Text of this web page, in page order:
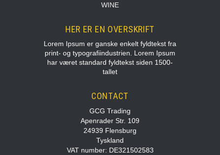
WINE
HER ER EN OVERSKRIFT
Lorem Ipsum er ganske enkelt fyldtekst fra
print- og typografiindustrien. Lorem Ipsum
har været standard fyldtekst siden 1500-
tallet
CONTACT
GCG Trading
Apenrader Str. 109
24939 Flensburg
Tyskland
VAT number: DE321502583